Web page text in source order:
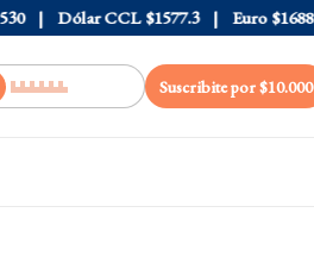
Dólar CCL $1577.3 Euro $1688.03
Suscribite por $10.000